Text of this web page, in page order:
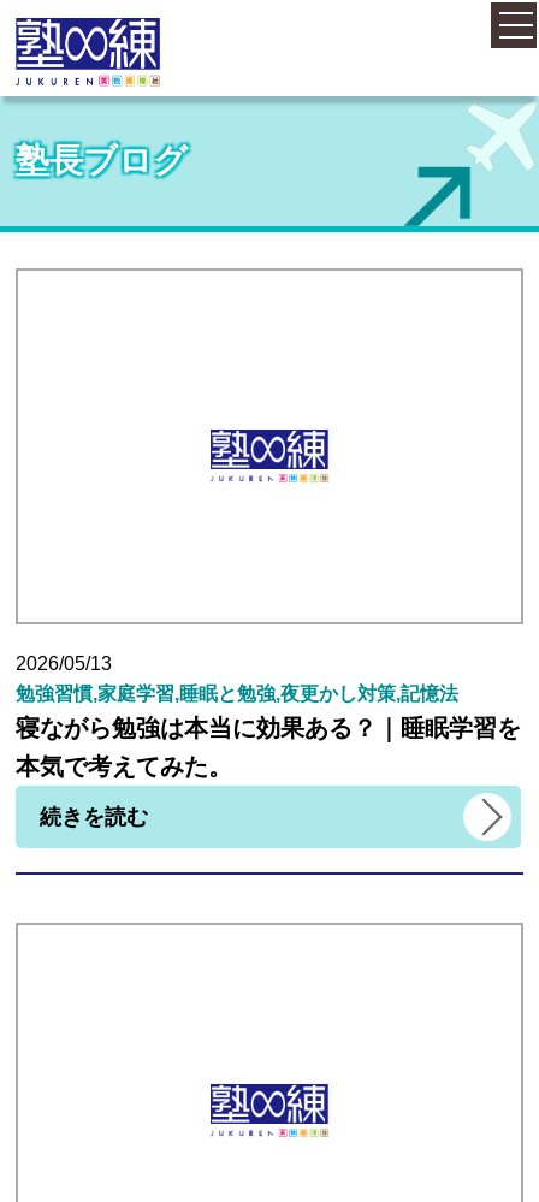
ホーム
コース案内
料金案内
小学生
中学生
高校生
生徒さんの塾∞練体験インタビュー
塾長ブログ
2026/05/13
勉強習慣,家庭学習,睡眠と勉強,夜更かし対策,記憶法
寝ながら勉強は本当に効果ある？｜睡眠学習を
本気で考えてみた。
続きを読む